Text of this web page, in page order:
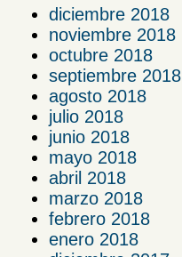
diciembre 2018
noviembre 2018
octubre 2018
septiembre 2018
agosto 2018
julio 2018
junio 2018
mayo 2018
abril 2018
marzo 2018
febrero 2018
enero 2018